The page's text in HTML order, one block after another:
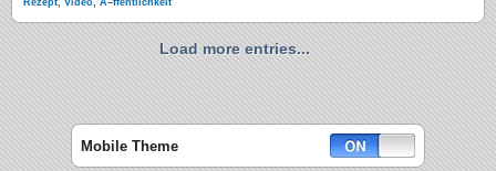
Rezept, Video, Ã–ffentlichkeit
Load more entries...
Mobile Theme